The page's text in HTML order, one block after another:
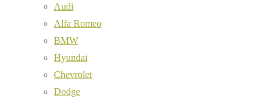
Audi
Alfa Romeo
BMW
Hyundai
Chevrolet
Dodge